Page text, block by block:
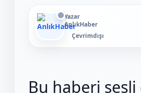
Yazar
AnlıkHaber
Çevrimdışı
Bu haberi